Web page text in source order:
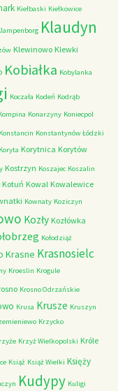
Kiełbaski Kiełkowice
Klaudyn
Klewinowo Klewki
Kobiałka Kobylanka
Koczała Kodeń Kodrąb
Konarzyny Koniecpol
Konstancin Konstantynów Łódzki
Koryta Korytnica Korytów
Kostrzyn Koszajec Koszalin
Kotuń Kowal Kowalewice
Kownaty Koziczyn
Kozły Kozłówka
Kołodziąż
Krasne Krasnosielc
Kroeslin Krogule
Krosno Odrzańskie
Krusa Krusze Kruszyn
Krzycko
Krzyż Wielkopolski Króle
Książ Książ Wielki Księży
Kudypy Kuligi